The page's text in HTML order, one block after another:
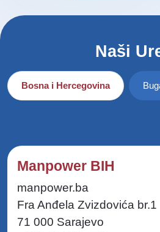
Naši
Bosna i Hercegovina
Manpower BIH
manpower.ba
Fra Anđela Zvizdovića br.1
71 000 Sarajevo